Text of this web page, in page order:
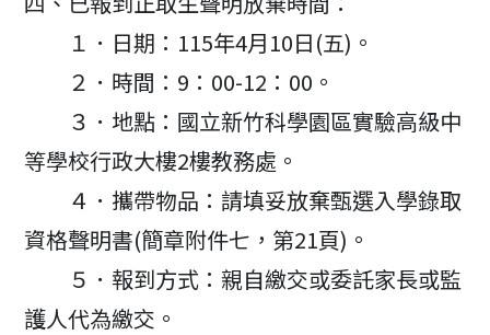
１．日期：115年4月10日(五)。
２．時間：9：00-12：00。
３．地點：國立新竹科學園區實驗高級中
等學校行政大樓2樓教務處。
４．攜帶物品：請填妥放棄甄選入學錄取
資格聲明書(簡章附件七，第21頁)。
５．報到方式：親自繳交或委託家長或監
護人代為繳交。